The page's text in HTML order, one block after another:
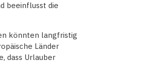
beeinflusst die
könnten langfristig
Länder
dass Urlauber